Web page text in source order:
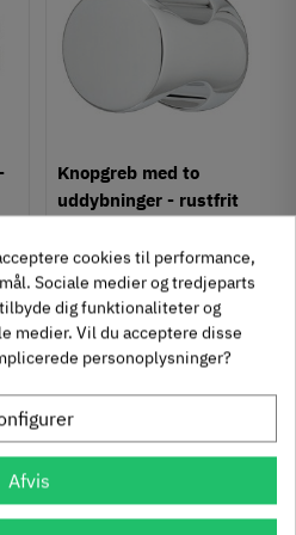
Knopgreb med to
uddybninger - rustfrit
14,40 kr-60%
5,
1131 stk på lager
i stedet
cookies til performance,
Sociale medier og tredjeparts
dig funktionaliteter og
medier. Vil du acceptere disse
personoplysninger?
Afvis